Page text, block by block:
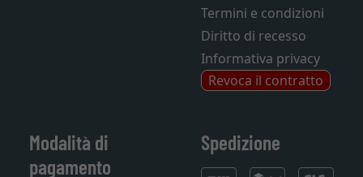
Termini e condizioni
Diritto di recesso
Informativa privacy
Revoca il contratto
Modalità di
pagamento
Spedizione